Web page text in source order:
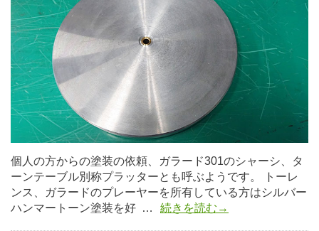
個人の方からの塗装の依頼、ガラード301のシャーシ、タ
ーンテーブル別称プラッターとも呼ぶようです。 トーレ
ンス、ガラードのプレーヤーを所有している方はシルバー
ハンマートーン塗装を好 …
続きを読む→